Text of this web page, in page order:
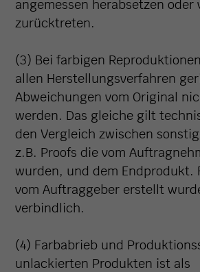
angemessen herabsetzen oder
zurücktreten.
(3) Bei farbigen
allen Herstellungsverfahren
Abweichungen vom Original
werden. Das gleiche gilt
den Vergleich zwischen
z.B. Proofs die vom
wurden, und dem Endprodukt.
vom Auftraggeber erstellt
verbindlich.
(4) Farbabrieb und
unlackierten Produkten ist als